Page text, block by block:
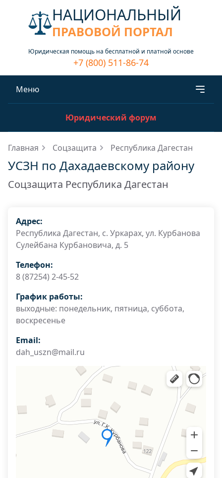
НАЦИОНАЛЬНЫЙ
ПРАВОВОЙ ПОРТАЛ
Юридическая помощь на бесплатной и платной основе
+7 (800) 511-86-74
Меню
Юридический форум
Главная Соцзащита Республика Дагестан
УСЗН по Дахадаевскому району
Соцзащита Республика Дагестан
Адрес:
Республика Дагестан, с. Уркарах, ул. Курбанова
Сулейбана Курбановича, д. 5
Телефон:
8 (87254) 2-45-52
График работы:
выходные: понедельник, пятница, суббота,
воскресенье
Email:
dah_uszn@mail.ru